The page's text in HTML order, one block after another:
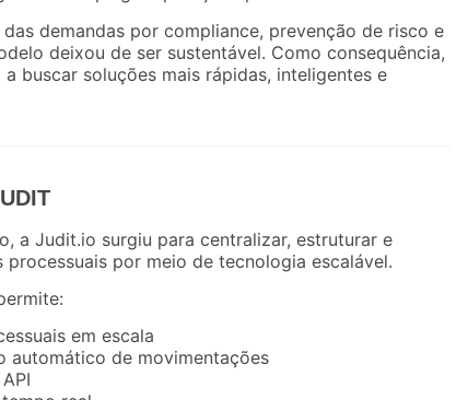
demandas por compliance, prevenção de risco e
deixou de ser sustentável. Como consequência,
a buscar soluções mais rápidas, inteligentes e
a Judit.io surgiu para centralizar, estruturar e
por meio de tecnologia escalável.
em escala
automático de movimentações